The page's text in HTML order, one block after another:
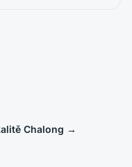
Chalong →